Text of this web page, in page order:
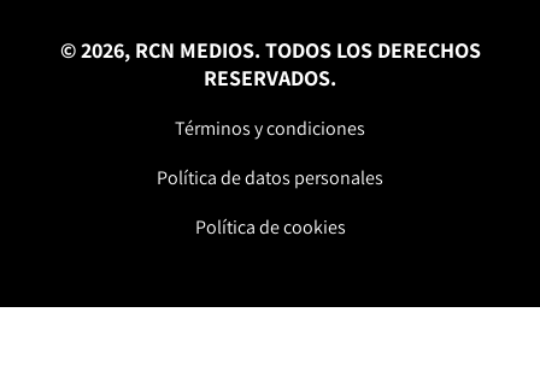
© 2026, RCN MEDIOS. TODOS LOS DERECHOS
RESERVADOS.
Términos y condiciones
Política de datos personales
Política de cookies